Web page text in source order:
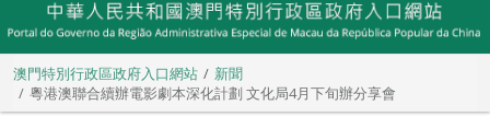
澳門特別行政區政府入口網站
新聞
粵港澳聯合續辦電影劇本深化計劃 文化局4月下旬辦分享會